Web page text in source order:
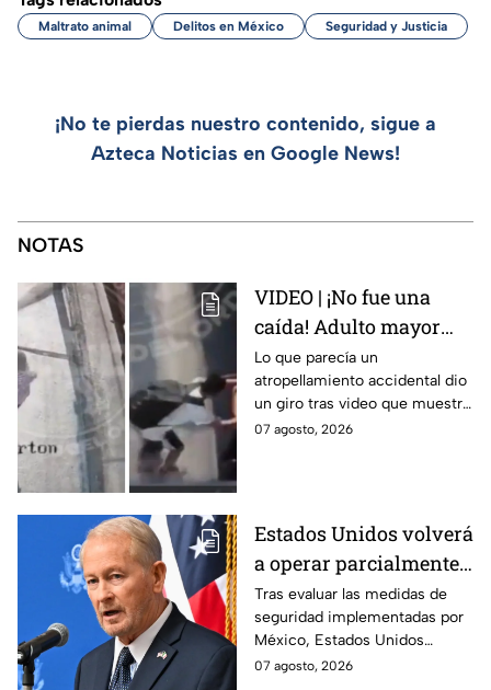
Maltrato animal Delitos en México Seguridad y Justicia
¡No te pierdas nuestro contenido, sigue a
Azteca Noticias en Google News!
NOTAS
VIDEO | ¡No fue una
caída! Adulto mayor
muere atropellado por
tráiler; joven lo empujó
en Monterrey
Lo que parecía un
atropellamiento accidental dio
un giro tras video que muestra
cómo un joven empujó a
07 agosto, 2026
Estados Unidos volverá
a operar parcialmente
en Michoacán tras
suspensión por
motivos de seguridad
Tras evaluar las medidas de
seguridad implementadas por
México, Estados Unidos
reanudará parcialmente sus
07 agosto, 2026